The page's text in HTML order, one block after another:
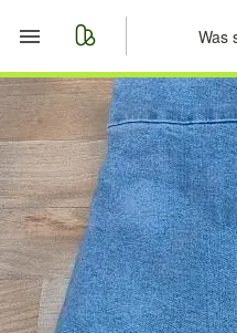
Start
Merkliste
Nachrichten
Anzeige aufgeben